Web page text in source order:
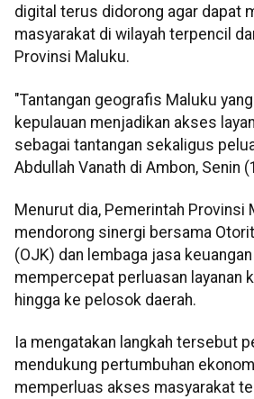
digital terus didorong agar dapat
masyarakat di wilayah terpencil
Provinsi Maluku.
"Tantangan geografis Maluku
kepulauan menjadikan akses
sebagai tantangan sekaligus
Abdullah Vanath di Ambon, Senin
Menurut dia, Pemerintah Provinsi
mendorong sinergi bersama
(OJK) dan lembaga jasa
mempercepat perluasan layanan
hingga ke pelosok daerah.
Ia mengatakan langkah tersebut
mendukung pertumbuhan
memperluas akses masyarakat